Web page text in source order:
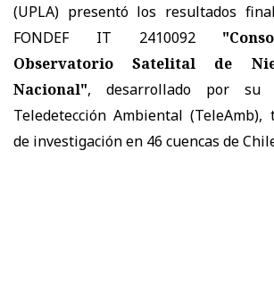
(UPLA) presentó los resultados
FONDEF IT 2410092
Observatorio Satelital de
Nacional", desarrollado por su
Teledetección Ambiental
de investigación en 46 cuencas de